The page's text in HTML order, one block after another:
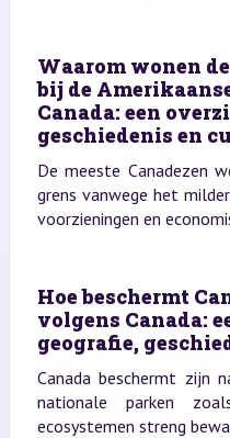
Waarom wonen
bij de
Canada: een
geschiedenis en
De meeste Canadezen
grens vanwege het
voorzieningen en
Hoe beschermt
volgens Canada:
geografie,
Canada beschermt zijn
nationale parken
ecosystemen streng